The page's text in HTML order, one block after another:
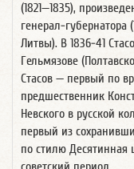
(1821—1835),
генерал-губернатора
Литвы). В 1836-41
Гельмязове
Стасов — первый по
предшественник
Невского в русской
первый из
по стилю Десятинная